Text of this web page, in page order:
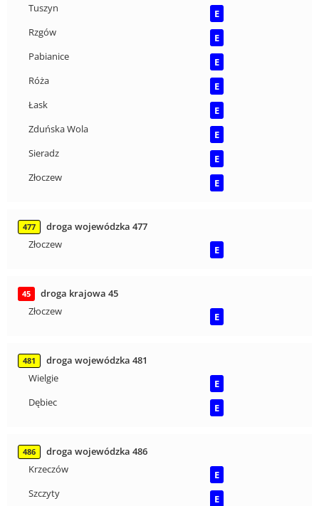
Tuszyn
E
Rzgów
E
Pabianice
E
Róża
E
Łask
E
Zduńska Wola
E
Sieradz
E
Złoczew
E
477
droga wojewódzka 477
Złoczew
E
45
droga krajowa 45
Złoczew
E
481
droga wojewódzka 481
Wielgie
E
Dębiec
E
486
droga wojewódzka 486
Krzeczów
E
Szczyty
E